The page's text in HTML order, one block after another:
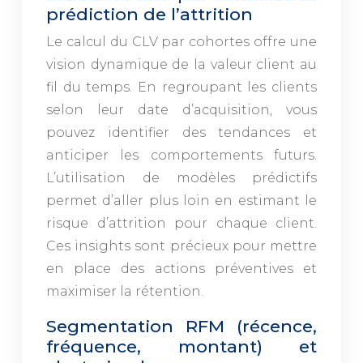
prédiction de l’attrition
Le calcul du CLV par cohortes offre une
vision dynamique de la valeur client au
fil du temps. En regroupant les clients
selon leur date d’acquisition, vous
pouvez identifier des tendances et
anticiper les comportements futurs.
L’utilisation de modèles prédictifs
permet d’aller plus loin en estimant le
risque d’attrition pour chaque client.
Ces insights sont précieux pour mettre
en place des actions préventives et
maximiser la rétention.
Segmentation RFM (récence,
fréquence, montant) et